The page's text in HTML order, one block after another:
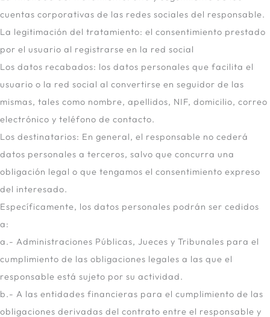
cuentas corporativas de las redes sociales del responsable.
La legitimación del tratamiento: el consentimiento prestado
por el usuario al registrarse en la red social
Los datos recabados: los datos personales que facilita el
usuario o la red social al convertirse en seguidor de las
mismas, tales como nombre, apellidos, NIF, domicilio, correo
electrónico y teléfono de contacto.
Los destinatarios: En general, el responsable no cederá
datos personales a terceros, salvo que concurra una
obligación legal o que tengamos el consentimiento expreso
del interesado.
Específicamente, los datos personales podrán ser cedidos
a:
a.- Administraciones Públicas, Jueces y Tribunales para el
cumplimiento de las obligaciones legales a las que el
responsable está sujeto por su actividad.
b.- A las entidades financieras para el cumplimiento de las
obligaciones derivadas del contrato entre el responsable y